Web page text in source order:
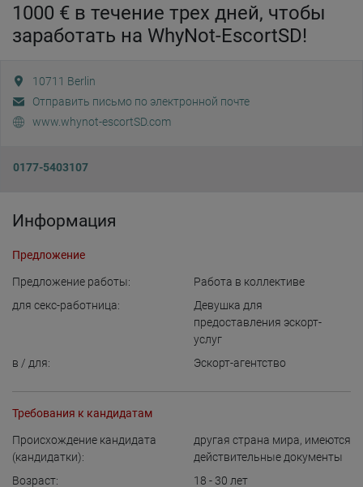
1000 € в течение трех дней, чтобы
заработать на WhyNot-EscortSD!
10711 Berlin
Отправить письмо по электронной почте
www.whynot-escortSD.com
0177-5403107
Информация
Предложение
Предложение работы:
Работа в коллективе
для cекс-работница:
Девушка для
предоставления эскорт-
услуг
в / для:
Эскорт-агентство
Требования к кандидатам
Происхождение кандидата
(кандидатки):
другая страна мира, имеются
действительные документы
Возраст:
18 - 30 лет